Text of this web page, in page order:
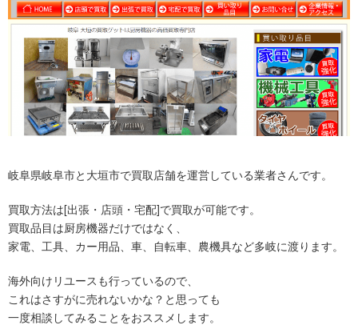
岐阜県岐阜市と大垣市で買取店舗を運営している業者さんです。
買取方法は[出張・店頭・宅配]で買取が可能です。
買取品目は厨房機器だけではなく、
家電、工具、カー用品、車、自転車、農機具など多岐に渡ります。
海外向けリユースも行っているので、
これはさすがに売れないかな？と思っても
一度相談してみることをおススメします。